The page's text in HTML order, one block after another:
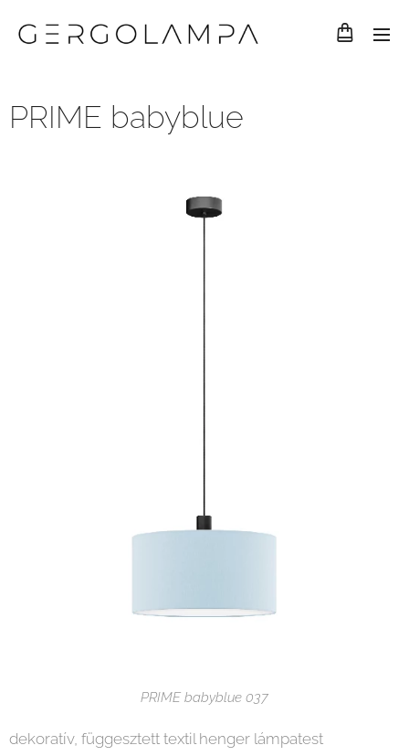
PRIME babyblue
PRIME babyblue 037
dekoratív, függesztett textil henger lámpatest